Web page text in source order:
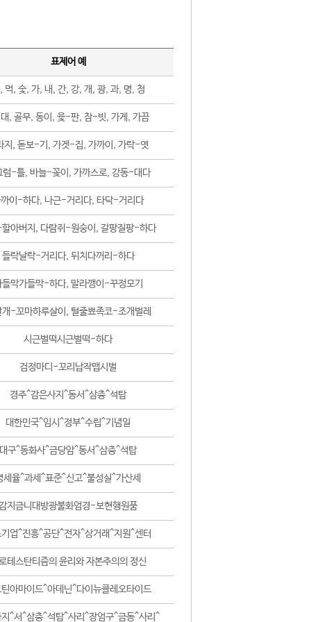
표제어 예
먹, 숯, 가, 내, 간, 강, 개, 광, 과, 명, 청
, 골무, 동이, 윷-판, 참-빗, 가게, 가끔
지, 돋보-기, 가겟-집, 가까이, 가락-엿
럼-틀, 바늘-꽂이, 가까스로, 강동-대다
이-하다, 나근-거리다, 타닥-거리다
아버지, 다람쥐-원숭이, 갈팡질팡-하다
들락날락-거리다, 뒤치다꺼리-하다
들막가들막-하다, 말라깽이-꾸정모기
개-꼬마하루살이, 털줄뾰족코-조개벌레
시근벌떡시근벌떡-하다
검정마디-꼬리납작맵시벌
경주^감은사지^동서^삼층^석탑
대한민국^임시^정부^수립^기념일
대구^동화사^금당암^동서^삼층^석탑
세율^과세^표준^신고^불성실^가산세
지금니대방광불화엄경-보현행원품
업^진흥^공단^전자^상거래^지원^센터
테스탄티즘의 윤리와 자본주의의 정신
아마이드^아데닌^다이뉴클레오타이드
^서^삼층^석탑^사리^장엄구^금동^사리^